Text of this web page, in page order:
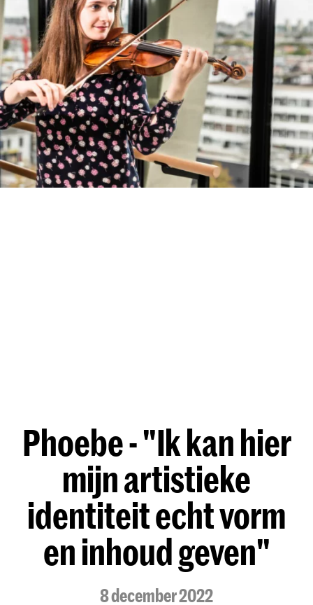
Phoebe - "Ik kan hier
mijn artistieke
identiteit echt vorm
en inhoud geven"
8 december 2022